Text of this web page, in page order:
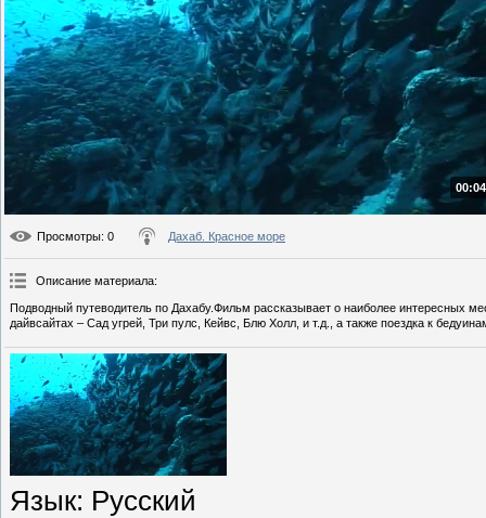
Просмотры: 0 Дахаб. Красное море
Описание материала:
Подводный путеводитель по Дахабу.Фильм рассказывает о наиболее интересных
дайвсайтах – Сад угрей, Три пулс, Кейвс, Блю Холл, и т.д., а также поездка к
Язык: Русский